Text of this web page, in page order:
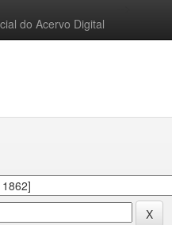
do Acervo Digital